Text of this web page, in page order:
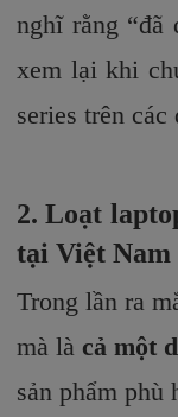
nghĩ rằng “đã
xem lại khi
series trên
2. Loạt
tại Việt Nam
Trong lần ra
mà là cả một
sản phẩm